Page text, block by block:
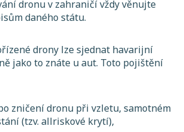
dronu v zahraničí vždy věnujte
daného státu.
drony lze sjednat havarijní
jako to znáte u aut. Toto pojištění
zničení dronu při vzletu, samotném
(tzv. allriskové krytí),